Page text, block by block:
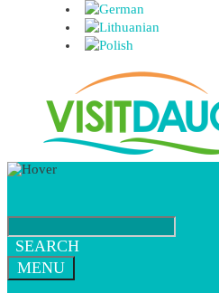
SEARCH
MENU